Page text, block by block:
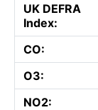
UK DEFRA
Index:
CO:
O3:
NO2: